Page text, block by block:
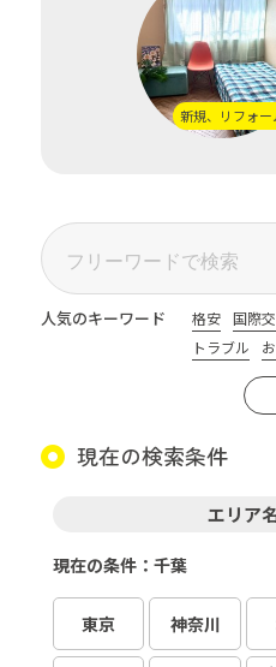
新規、リフォー
人気のキーワード 格安 国際
トラブル
現在の検索条件
エリア
東京 神奈川
現在の条件：千葉